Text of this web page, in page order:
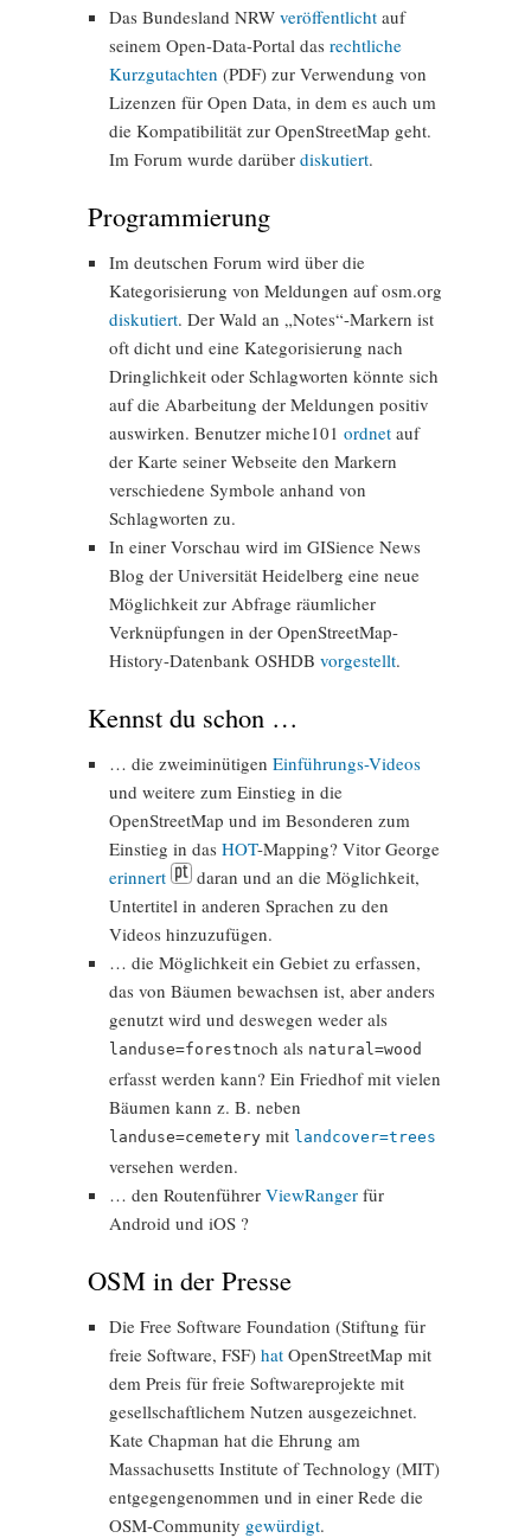
Das Bundesland NRW veröffentlicht auf
seinem Open-Data-Portal das rechtliche
Kurzgutachten (PDF) zur Verwendung von
Lizenzen für Open Data, in dem es auch um
die Kompatibilität zur OpenStreetMap geht.
Im Forum wurde darüber diskutiert.
Programmierung
Im deutschen Forum wird über die
Kategorisierung von Meldungen auf osm.org
diskutiert. Der Wald an „Notes“-Markern ist
oft dicht und eine Kategorisierung nach
Dringlichkeit oder Schlagworten könnte sich
auf die Abarbeitung der Meldungen positiv
auswirken. Benutzer miche101 ordnet auf
der Karte seiner Webseite den Markern
verschiedene Symbole anhand von
Schlagworten zu.
In einer Vorschau wird im GISience News
Blog der Universität Heidelberg eine neue
Möglichkeit zur Abfrage räumlicher
Verknüpfungen in der OpenStreetMap-
History-Datenbank OSHDB vorgestellt.
Kennst du schon …
… die zweiminütigen Einführungs-Videos
und weitere zum Einstieg in die
OpenStreetMap und im Besonderen zum
Einstieg in das HOT-Mapping? Vitor George
erinnert
daran und an die Möglichkeit,
Untertitel in anderen Sprachen zu den
Videos hinzuzufügen.
… die Möglichkeit ein Gebiet zu erfassen,
das von Bäumen bewachsen ist, aber anders
genutzt wird und deswegen weder als
landuse=forestnoch als natural=wood
erfasst werden kann? Ein Friedhof mit vielen
Bäumen kann z. B. neben
landuse=cemetery mit landcover=trees
versehen werden.
… den Routenführer ViewRanger für
Android und iOS ?
OSM in der Presse
Die Free Software Foundation (Stiftung für
freie Software, FSF) hat OpenStreetMap mit
dem Preis für freie Softwareprojekte mit
gesellschaftlichem Nutzen ausgezeichnet.
Kate Chapman hat die Ehrung am
Massachusetts Institute of Technology (MIT)
entgegengenommen und in einer Rede die
OSM-Community gewürdigt.